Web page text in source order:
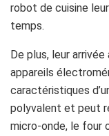
robot de cuisine
temps.
De plus, leur arrivée
appareils
caractéristiques
polyvalent et peut
micro-onde, le four